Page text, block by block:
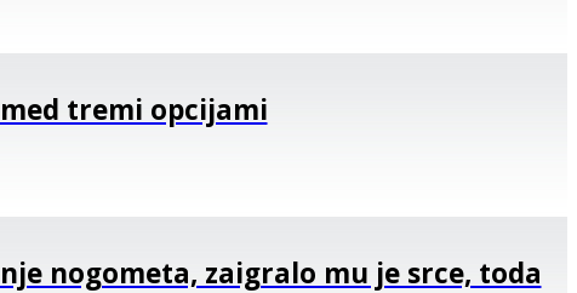
tremi opcijami
nogometa, zaigralo mu je srce, toda